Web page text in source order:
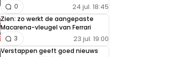
24 jul. 18:45
0
Zien: zo werkt de aangepaste
Macarena-vleugel van Ferrari
23 jul. 19:00
3
Verstappen geeft goed nieuws